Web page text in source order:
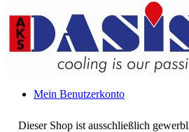
Dieser Shop ist ausschließlich
Mein Benutzerkonto